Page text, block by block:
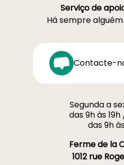
Serviço de
Há sempre
Contacte-
Segunda a
das 9h às
das 9h
Ferme de la
1012 rue